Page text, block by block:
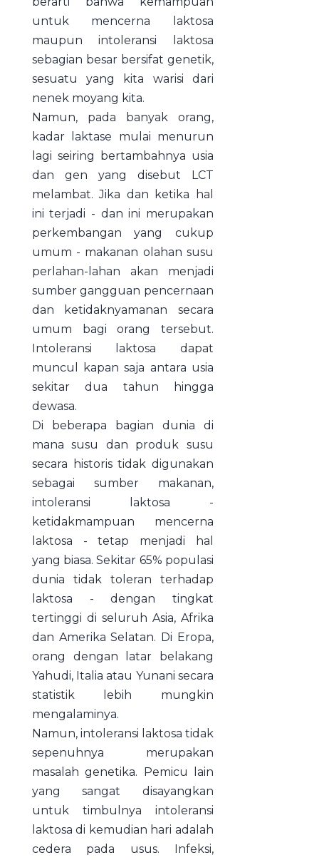
untuk mencerna laktosa
maupun intoleransi laktosa
sebagian besar bersifat genetik,
sesuatu yang kita warisi dari
nenek moyang kita.
Namun, pada banyak orang,
kadar laktase mulai menurun
lagi seiring bertambahnya usia
dan gen yang disebut LCT
melambat. Jika dan ketika hal
ini terjadi - dan ini merupakan
perkembangan yang cukup
umum - makanan olahan susu
perlahan-lahan akan menjadi
sumber gangguan pencernaan
dan ketidaknyamanan secara
umum bagi orang tersebut.
Intoleransi laktosa dapat
muncul kapan saja antara usia
sekitar dua tahun hingga
dewasa.
Di beberapa bagian dunia di
mana susu dan produk susu
secara historis tidak digunakan
sebagai sumber makanan,
intoleransi laktosa -
ketidakmampuan mencerna
laktosa - tetap menjadi hal
yang biasa. Sekitar 65% populasi
dunia tidak toleran terhadap
laktosa - dengan tingkat
tertinggi di seluruh Asia, Afrika
dan Amerika Selatan. Di Eropa,
orang dengan latar belakang
Yahudi, Italia atau Yunani secara
statistik lebih mungkin
mengalaminya.
Namun, intoleransi laktosa tidak
sepenuhnya merupakan
masalah genetika. Pemicu lain
yang sangat disayangkan
untuk timbulnya intoleransi
laktosa di kemudian hari adalah
cedera pada usus. Infeksi,